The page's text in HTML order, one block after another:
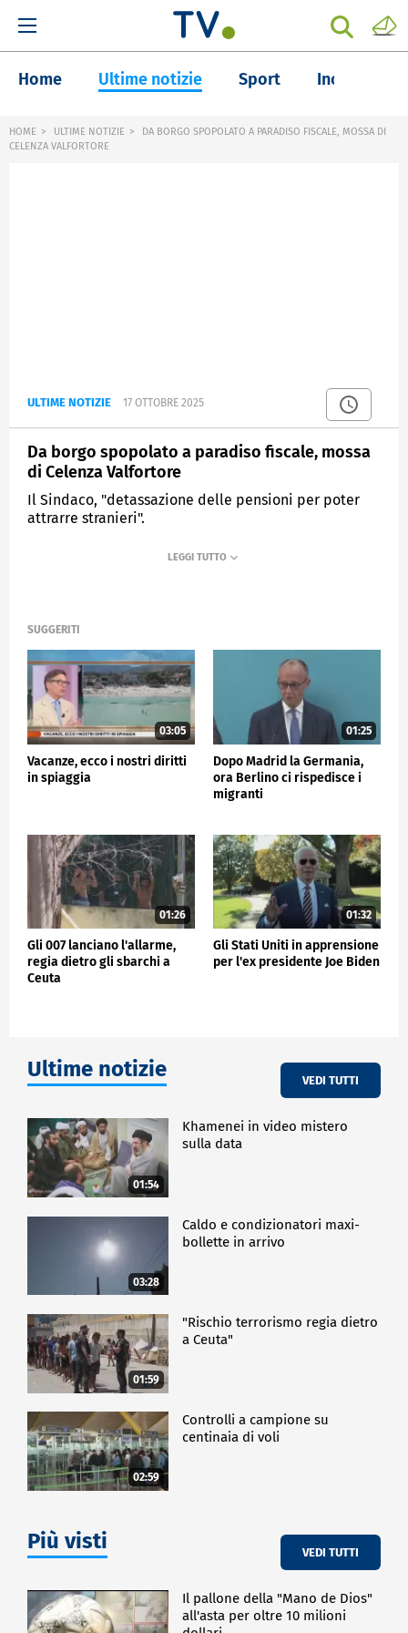
Home Ultime notizie Sport Inchieste
HOME ULTIME NOTIZIE
DA BORGO SPOPOLATO A PARADISO FISCALE, MOSSA DI
CELENZA VALFORTORE
ULTIME NOTIZIE 17 OTTOBRE 2025
Da borgo spopolato a paradiso fiscale, mossa
di Celenza Valfortore
Il Sindaco, "detassazione delle pensioni per poter
attrarre stranieri".
SUGGERITI
03:05
Vacanze, ecco i nostri diritti
in spiaggia
01:25
Dopo Madrid la Germania,
ora Berlino ci rispedisce i
migranti
01:26
Gli 007 lanciano l'allarme,
regia dietro gli sbarchi a
Ceuta
01:32
Gli Stati Uniti in apprensione
per l'ex presidente Joe Biden
Ultime notizie VEDI TUTTI
01:54
Khamenei in video mistero
sulla data
03:28
Caldo e condizionatori maxi-
bollette in arrivo
01:59
"Rischio terrorismo regia dietro
a Ceuta"
02:59
Controlli a campione su
centinaia di voli
Più visti VEDI TUTTI
Il pallone della "Mano de Dios"
all'asta per oltre 10 milioni